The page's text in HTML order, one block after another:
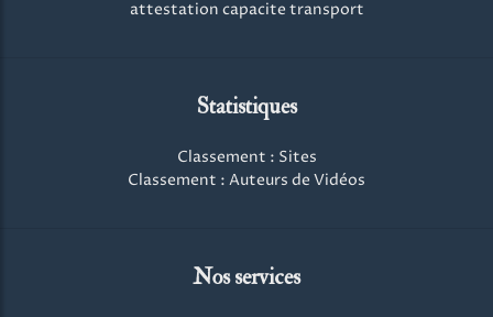
attestation capacite transport
Statistiques
Classement : Sites
Classement : Auteurs de Vidéos
Nos services